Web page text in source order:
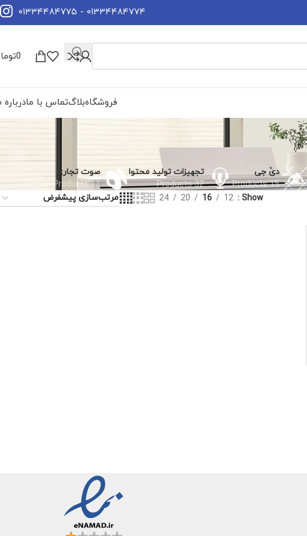
۰۱۳۳۴۴۸۴۷۷۴ - ۰۱۳۳۴۴۸۴۷۷۵
0
فروشگاهبلاگتماس با مادرباره
دی جی
15 Products
تجهیزات تولید محتوا
32 Products
صوت تجاری
13 Products
Show
12
16
20
24